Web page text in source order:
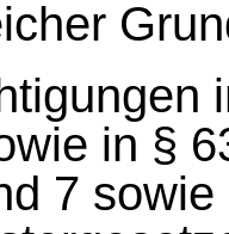
in §
7